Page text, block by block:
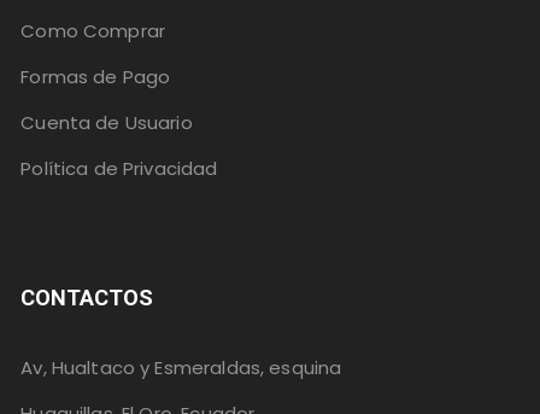
Como Comprar
Formas de Pago
Cuenta de Usuario
Política de Privacidad
CONTACTOS
Av, Hualtaco y Esmeraldas, esquina